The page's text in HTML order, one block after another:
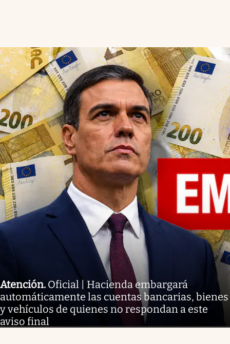
Atención. Oficial | Hacienda embargará
automáticamente las cuentas bancarias, bienes
y vehículos de quienes no respondan a este
aviso final